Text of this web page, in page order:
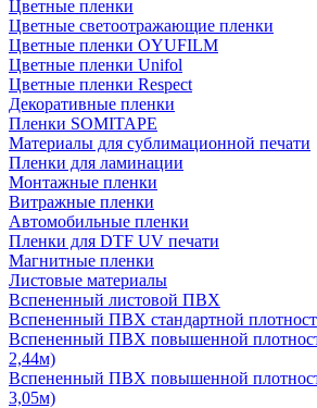
Цветные пленки
Цветные светоотражающие пленки
Цветные пленки OYUFILM
Цветные пленки Unifol
Цветные пленки Respect
Декоративные пленки
Пленки SOMITAPE
Материалы для сублимационной печати
Пленки для ламинации
Монтажные пленки
Витражные пленки
Автомобильные пленки
Пленки для DTF UV печати
Магнитные пленки
Листовые материалы
Вспененный листовой ПВХ
Вспененный ПВХ стандартной
Вспененный ПВХ повышенной
2,44м)
Вспененный ПВХ повышенной
3,05м)